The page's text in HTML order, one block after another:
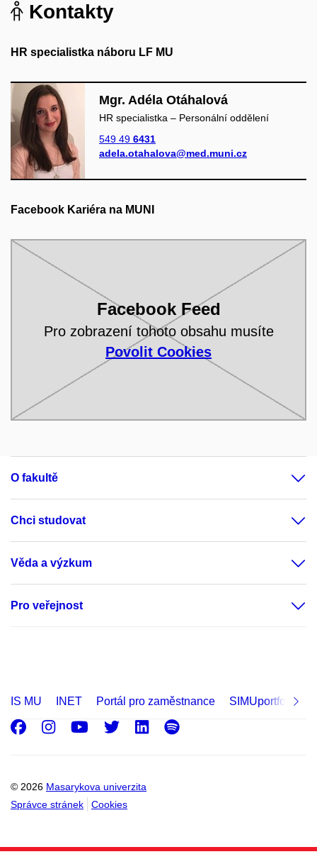
Kontakty
HR specialistka náboru LF MU
Mgr. Adéla Otáhalová
HR specialistka – Personální oddělení
549 49 6431
adela.otahalova@med.muni.cz
Facebook Kariéra na MUNI
Facebook Feed
Pro zobrazení tohoto obsahu musíte
Povolit Cookies
O fakultě
Chci studovat
Věda a výzkum
Pro veřejnost
IS MU INET Portál pro zaměstnance SIMUportfolio
© 2026 Masarykova univerzita
Správce stránek
Cookies
Facebook
Instagram
Youtube
Twitter
LinkedIn
Spotify